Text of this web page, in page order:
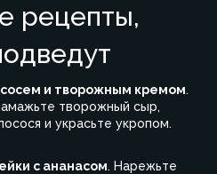
рецепты,
и творожным кремом.
творожный сыр,
и украсьте укропом.
с ананасом. Нарежьте